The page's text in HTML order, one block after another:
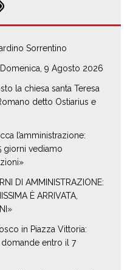
Sorrentino
9 Agosto 2026
la chiesa santa Teresa
detto Ostiarius e
l’amministrazione:
giorni vediamo
DI AMMINISTRAZIONE:
È ARRIVATA,
in Piazza Vittoria:
entro il 7